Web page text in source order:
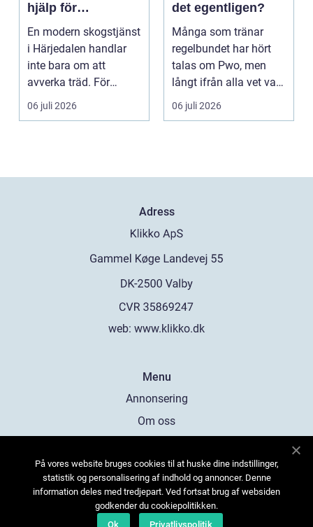
hjälp för
skogsägare året
runt
En modern skogstjänst
i Härjedalen handlar
inte bara om att
avverka träd. För
många skogsägare är
ut...
06 juli 2026
det egentligen?
Många som tränar
regelbundet har hört
talas om Pwo, men
långt ifrån alla vet vad
som faktiskt gömmer...
06 juli 2026
Adress
web: www.klikko.dk
Menu
Annonsering
Om oss
Kontakta oss
Sitemap
På vores website bruges cookies til at huske dine indstillinger,
statistik og personalisering af indhold og annoncer. Denne
information deles med tredjepart. Ved fortsat brug af websiden
godkender du cookiepolitikken.
Ok
Privatlivspolitik